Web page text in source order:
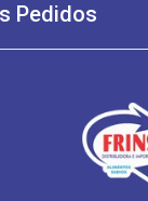
Pedidos